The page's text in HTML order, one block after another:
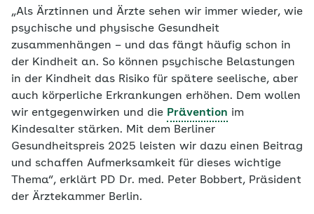
Berlin und…
„Als Ärztinnen und Ärzte sehen wir immer wieder, wie
psychische und physische Gesundheit
zusammenhängen – und das fängt häufig schon in
der Kindheit an. So können psychische Belastungen
in der Kindheit das Risiko für spätere seelische, aber
auch körperliche Erkrankungen erhöhen. Dem wollen
wir entgegenwirken und die Prävention im
Kindesalter stärken. Mit dem Berliner
Gesundheitspreis 2025 leisten wir dazu einen Beitrag
und schaffen Aufmerksamkeit für dieses wichtige
Thema“, erklärt PD Dr. med. Peter Bobbert, Präsident
der Ärztekammer Berlin.